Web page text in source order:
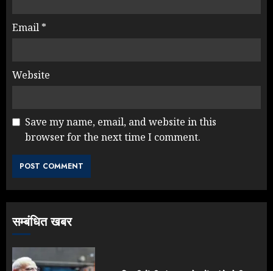
Email *
Website
Save my name, email, and website in this
browser for the next time I comment.
सम्बंधित खबर
Yogi Government ने विज्ञापनों पर